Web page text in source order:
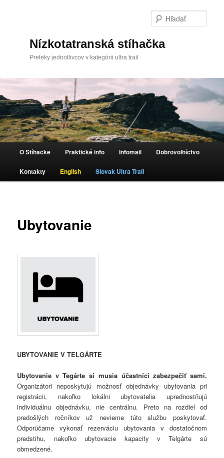
Nízkotatranská stíhačka
Preteky jednotlivcov v kategórii ultra trail
Hlavné menu
Preskočiť na primárny obsah
O Stíhačke Praktické info Infomail Dobrovoľníctvo
Kontakty English Slovak Ultra Trail
Ubytovanie
UBYTOVANIE V TELGÁRTE
Ubytovanie v Tegárte si musia účastníci zabezpečiť sami.
Organizátori neposkytujú možnosť objednávky ubytovania pri
registrácii, nakoľko lokálni ubytovatelia uprednostňujú
individuálnu objednávku, nie centrálnu. Preto na rozdiel od
predošlých ročníkov už nevieme túto službu poskytovať.
Odporúčame vykonať rezerváciu ubytovania v dostatočnom
predstihu, nakoľko ubytovacie kapacity v Telgárte sú
obmedzené.